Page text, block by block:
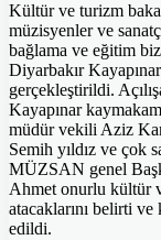
Kültür ve turizm
müzisyenler ve
bağlama ve eğitim
Diyarbakır
gerçekleştirildi.
Kayapınar
müdür vekili Aziz
Semih yıldız ve çok
MÜZSAN genel
Ahmet onurlu kültür
atacaklarını belirti
edildi.